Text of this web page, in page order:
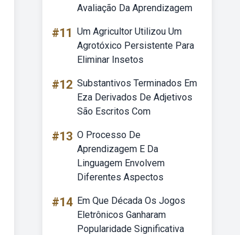
Avaliação Da Aprendizagem
#11 Um Agricultor Utilizou Um
Agrotóxico Persistente Para
Eliminar Insetos
#12 Substantivos Terminados Em
Eza Derivados De Adjetivos
São Escritos Com
#13 O Processo De
Aprendizagem E Da
Linguagem Envolvem
Diferentes Aspectos
#14 Em Que Década Os Jogos
Eletrônicos Ganharam
Popularidade Significativa